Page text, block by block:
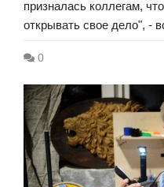
призналась коллегам,
открывать свое дело", -
0